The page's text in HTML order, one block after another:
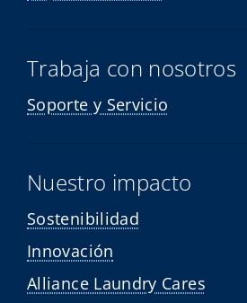
Trabaja con nosotros
Soporte y Servicio
Nuestro impacto
Sostenibilidad
Innovación
Alliance Laundry Cares